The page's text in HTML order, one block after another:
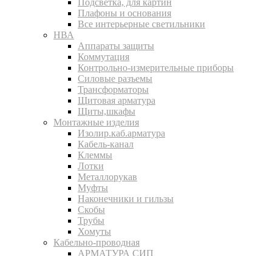
Подсветка, для картин
Плафоны и основания
Все интерьерные светильники
НВА
Аппараты защиты
Коммутация
Контрольно-измерительные приборы
Силовые разъемы
Трансформаторы
Щитовая арматура
Щиты,шкафы
Монтажные изделия
Изолир.каб.арматура
Кабель-канал
Клеммы
Лотки
Металлорукав
Муфты
Наконечники и гильзы
Скобы
Трубы
Хомуты
Кабельно-проводная
АРМАТУРА СИП